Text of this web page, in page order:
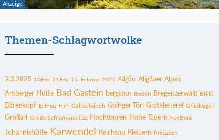
Themen-Schlagwortwolke
2.3.2025 10Feb 11Feb 15. Februar 2024 Allgäu Allgäuer Alpen
Amberger Hütte Bad Gastein bergtour Boden Bregenzerwald Brille
Bärenkopf Ellmau Firn Galtseitejoch Goinger Törl Gratkletterei Grieskogel
Großarl Große Schlenkerspitze Hochtouren Hohe Tauern höcBerg
Johannishütte Karwendel Kelchsau Klettern Kreuzeck